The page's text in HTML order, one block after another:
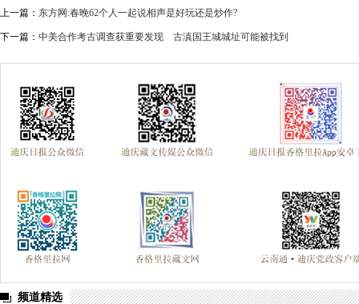
上一篇： 东方网:春晚62个人一起说相声是好玩还是炒作?
下一篇： 中美合作考古调查获重要发现 古滇国王城城址可能被找到
频道精选